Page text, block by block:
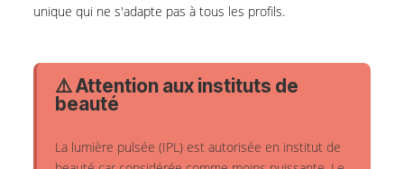
unique qui ne s'adapte pas à tous les profils.
⚠️ Attention aux instituts de
beauté
La lumière pulsée (IPL) est autorisée en institut de